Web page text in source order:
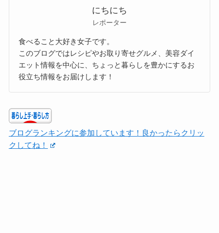
にちにち
レポーター
食べること大好き女子です。
このブログではレシピやお取り寄せグルメ、美容ダイ
エット情報を中心に、ちょっと暮らしを豊かにするお
役立ち情報をお届けします！
ブログランキングに参加しています！良かったらクリッ
クしてね！